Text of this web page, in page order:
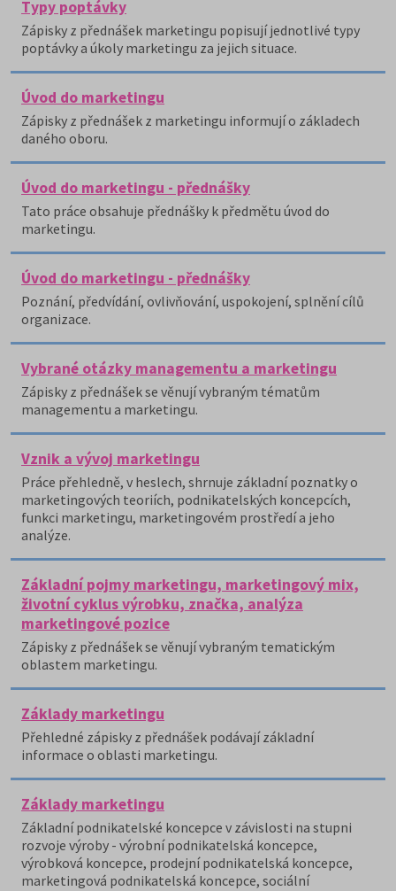
Typy poptávky
Zápisky z přednášek marketingu popisují jednotlivé typy
poptávky a úkoly marketingu za jejich situace.
Úvod do marketingu
Zápisky z přednášek z marketingu informují o základech
daného oboru.
Úvod do marketingu - přednášky
Tato práce obsahuje přednášky k předmětu úvod do
marketingu.
Úvod do marketingu - přednášky
Poznání, předvídání, ovlivňování, uspokojení, splnění cílů
organizace.
Vybrané otázky managementu a marketingu
Zápisky z přednášek se věnují vybraným tématům
managementu a marketingu.
Vznik a vývoj marketingu
Práce přehledně, v heslech, shrnuje základní poznatky o
marketingových teoriích, podnikatelských koncepcích,
funkci marketingu, marketingovém prostředí a jeho
analýze.
Základní pojmy marketingu, marketingový mix,
životní cyklus výrobku, značka, analýza
marketingové pozice
Zápisky z přednášek se věnují vybraným tematickým
oblastem marketingu.
Základy marketingu
Přehledné zápisky z přednášek podávají základní
informace o oblasti marketingu.
Základy marketingu
Základní podnikatelské koncepce v závislosti na stupni
rozvoje výroby - výrobní podnikatelská koncepce,
výrobková koncepce, prodejní podnikatelská koncepce,
marketingová podnikatelská koncepce, sociální